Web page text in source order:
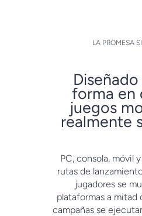
LA PROMESA
forma en
juegos
realmente
PC, consola, móvil
rutas de
jugadores se
plataformas a mitad
campañas se